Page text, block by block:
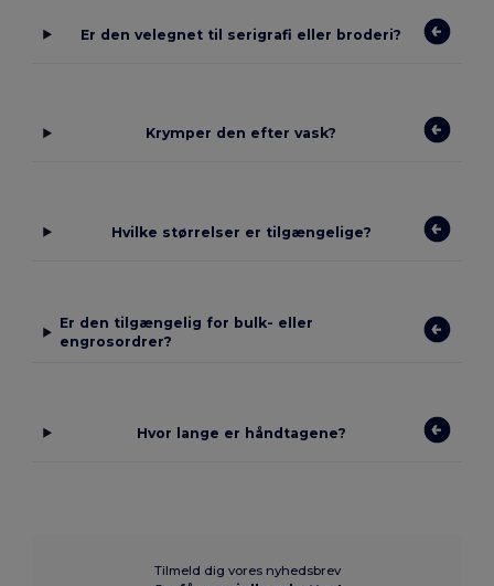
Er den velegnet til serigrafi eller broderi?
Krymper den efter vask?
Hvilke størrelser er tilgængelige?
Er den tilgængelig for bulk- eller
engrosordrer?
Hvor lange er håndtagene?
Tilmeld dig vores nyhedsbrev